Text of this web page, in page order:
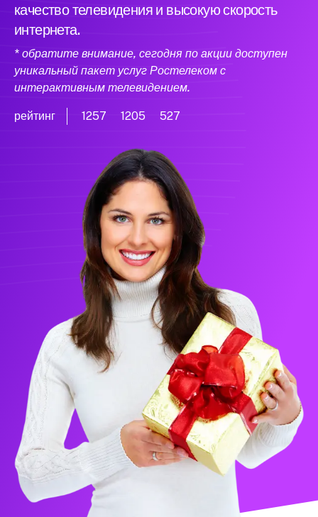
качество телевидения и высокую скорость
интернета.
* обратите внимание, сегодня по акции доступен
уникальный пакет услуг Ростелеком с
интерактивным телевидением.
рейтинг 1257 1205 527